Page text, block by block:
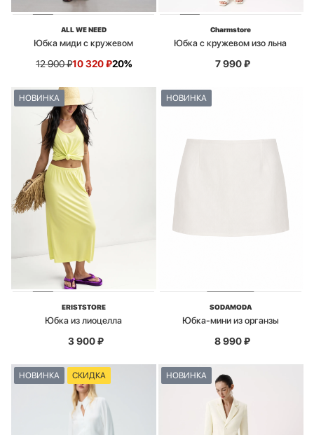
ALL WE NEED
Юбка миди с кружевом
12 900₽10 320₽20%
Charmstore
Юбка с кружевом изо льна
7 990₽
НОВИНКА
ERISTSTORE
Юбка из лиоцелла
3 900₽
НОВИНКА
SODAMODA
Юбка-мини из органзы
8 990₽
НОВИНКА СКИДКА НОВИНКА